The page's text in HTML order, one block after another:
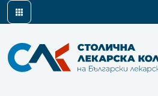
Столична лекарска колегия на